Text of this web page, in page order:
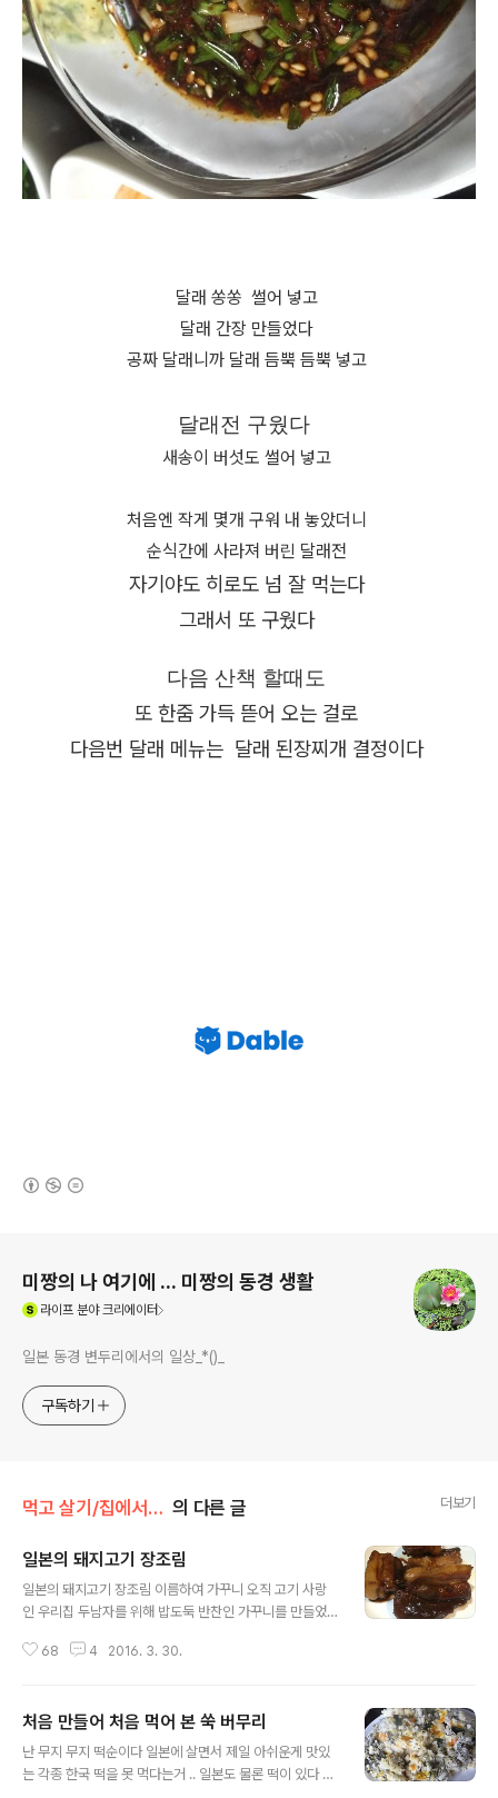
달래 쏭쏭 썰어 넣고
달래 간장 만들었다
공짜 달래니까 달래 듬뿍 듬뿍 넣고
달래전 구웠다
새송이 버섯도 썰어 넣고
처음엔 작게 몇개 구워 내 놓았더니
순식간에 사라져 버린 달래전
자기야도 히로도 넘 잘 먹는다
그래서 또 구웠다
다음 산책 할때도
또 한줌 가득 뜯어 오는 걸로
다음번 달래 메뉴는 달래 된장찌개 결정이다
미짱의 나 여기에 ... 미짱의 동경 생활
라이프 분야 크리에이터
일본 동경 변두리에서의 일상_*()_
구독하기
먹고 살기/집에서 먹기 의 다른 글 더보기
일본의 돼지고기 장조림
일본의 돼지고기 장조림 이름하여 가꾸니 오직 고기 사랑
인 우리집 두남자를 위해 밥도둑 반찬인 가꾸니를 만들었
는 방법이 제각각이다 돼지고기 가꾸니도 그렇다 나처럼
짱은 후라이팬에 잘 구어준다 커다란 돼지고기 덩어리를 2
센치크기로 큼직하게 썬후 노릇 노릇 하게 한번 구워준다
돼지고기가 다 구워지면 냄비에다가 물 200cc요리술 20
68 4 2016. 3. 30.
처음 만들어 처음 먹어 본 쑥 버무리
난 무지 무지 떡순이다 일본에 살면서 제일 아쉬운게 맛있
는 각종 한국 떡을 못 먹다는거 .. 일본도 물론 떡이 있다 종